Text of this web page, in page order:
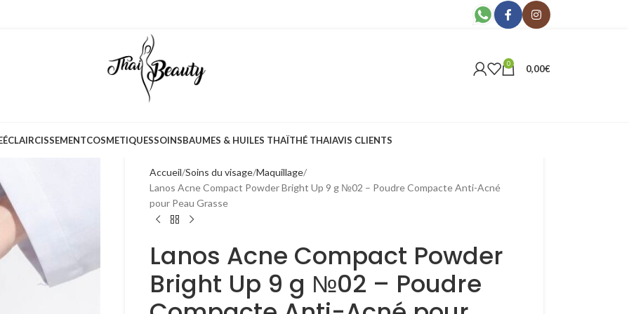
0 0,00€
ÉCLAIRCISSEMENTCOSMETIQUESSOINSBAUMES & HUILES THAÏTHÉ THAIAVIS CLIENTS
Accueil Soins du visage Maquillage
Lanos Acne Compact Powder Bright Up 9 g №02 – Poudre Compacte Anti-Acné
pour Peau Grasse
Lanos Acne Compact Powder
Bright Up 9 g №02 – Poudre